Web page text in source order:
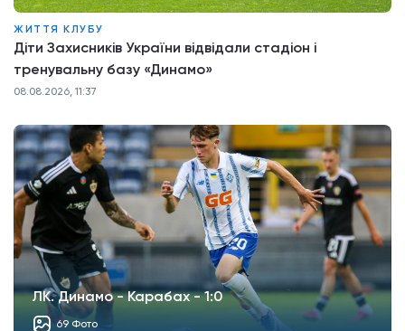
ЖИТТЯ КЛУБУ
Діти Захисників України відвідали стадіон і
тренувальну базу «Динамо»
08.08.2026, 11:37
ЛК. Динамо - Карабах - 1:0
69 Фото